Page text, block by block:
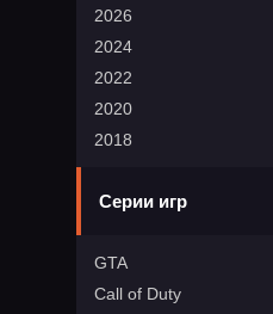
2026
2024
2022
2020
2018
Серии игр
GTA
Call of Duty